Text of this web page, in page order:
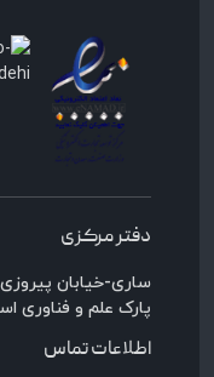
دفتر مرکزی
پارک علم و فناوری
اطلاعات تماس